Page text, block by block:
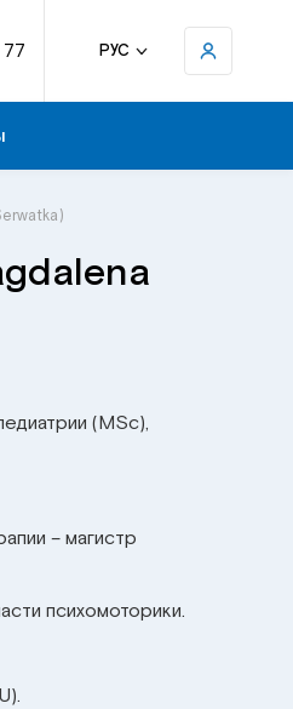
РУС
(MSc),
– магистр
психомоторики.